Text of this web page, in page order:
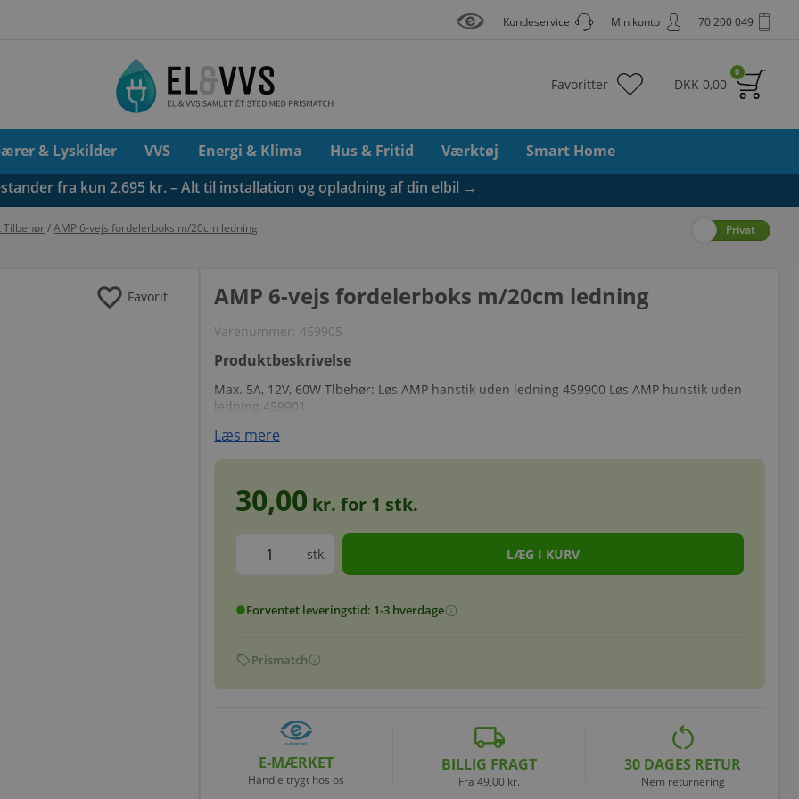
70 200 049
Min konto
Kundeservice
0
DKK 0,00
Favoritter
& Lyskilder VVS Energi & Klima Hus & Fritid Værktøj
Smart Home
fra kun 2.695 kr. – Alt til installation og opladning af din elbil →
Tilbehør/AMP 6-vejs fordelerboks m/20cm ledning Privat
favorite Favorit AMP 6-vejs fordelerboks m/20cm ledning
Varenummer: 459905
Produktbeskrivelse
Max. 5A, 12V, 60W Tlbehør: Løs AMP hanstik uden ledning 459900 Løs AMP hunstik uden
ledning 459901
Læs mere
30,00 kr. for 1 stk.
stk.
circleForventet leveringstid: 1-3 hverdageinfo
sellPrismatchinfo
E-MÆRKET
Handle trygt hos os
local_shipping
BILLIG FRAGT
Fra 49,00 kr.
restart_alt
30 DAGES RETUR
Nem returnering